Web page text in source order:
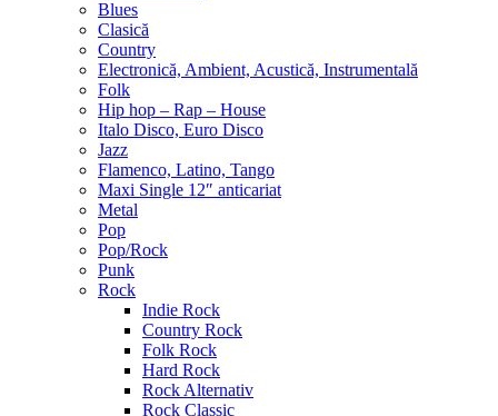
Blues
Clasică
Country
Electronică, Ambient, Acustică, Instrumentală
Folk
Hip hop – Rap – House
Italo Disco, Euro Disco
Jazz
Flamenco, Latino, Tango
Maxi Single 12″ anticariat
Metal
Pop
Pop/Rock
Punk
Rock
Indie Rock
Country Rock
Folk Rock
Hard Rock
Rock Alternativ
Rock Classic